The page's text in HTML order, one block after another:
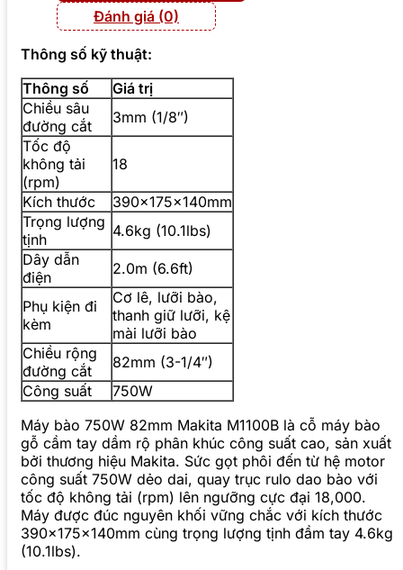
Đánh giá (0)
Thông số kỹ thuật:
Thông số
Giá trị
Chiều sâu
đường cắt
3mm (1/8″)
Tốc độ
không tải
(rpm)
18
Kích thước
390x175x140mm
Trọng lượng
tịnh
4.6kg (10.1lbs)
Dây dẫn
điện
2.0m (6.6ft)
Phụ kiện đi
kèm
Cơ lê, lưỡi bào,
thanh giữ lưỡi, kệ
mài lưỡi bào
Chiều rộng
đường cắt
82mm (3-1/4″)
Công suất
750W
Máy bào 750W 82mm Makita M1100B là cỗ máy bào
gỗ cầm tay dầm rộ phân khúc công suất cao, sản xuất
bởi thương hiệu Makita. Sức gọt phôi đến từ hệ motor
công suất 750W dẻo dai, quay trục rulo dao bào với
tốc độ không tải (rpm) lên ngưỡng cực đại 18,000.
Máy được đúc nguyên khối vững chắc với kích thước
390x175x140mm cùng trọng lượng tịnh đầm tay 4.6kg
(10.1lbs).